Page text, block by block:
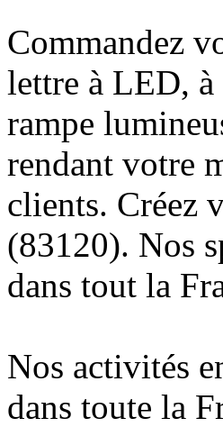
Commandez
lettre à LED, à
rampe
rendant votre
clients. Créez
(83120). Nos
dans tout la
Nos activités
dans toute la